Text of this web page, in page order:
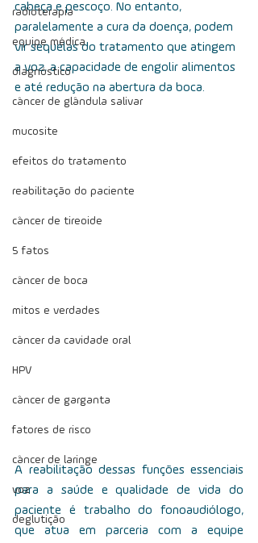
radioterapia
equipe médica
diagnóstico
câncer de glândula salivar
mucosite
efeitos do tratamento
reabilitação do paciente
câncer de tireoide
5 fatos
câncer de boca
mitos e verdades
câncer da cavidade oral
HPV
câncer de garganta
fatores de risco
câncer de laringe
voz
deglutição
cabeça e pescoço. No entanto,
paralelamente a cura da doença, podem
vir sequelas do tratamento que atingem
a voz, a capacidade de engolir alimentos
e até redução na abertura da boca.
A reabilitação dessas funções essenciais
para a saúde e qualidade de vida do
paciente é trabalho do fonoaudiólogo,
que atua em parceria com a equipe